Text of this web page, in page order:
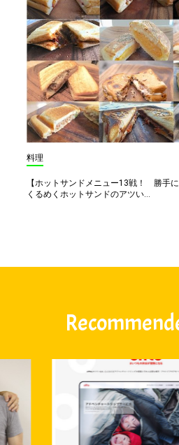
料理
【ホットサンドメニュー13戦！ 勝手
くるめくホットサンドのアツい...